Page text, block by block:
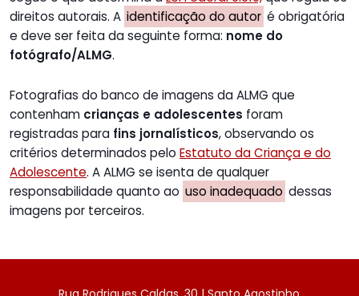
direitos autorais. A identificação do autor é obrigatória
e deve ser feita da seguinte forma: nome do
fotógrafo/ALMG.
Fotografias do banco de imagens da ALMG que
contenham crianças e adolescentes foram
registradas para fins jornalísticos, observando os
critérios determinados pelo Estatuto da Criança e do
Adolescente. A ALMG se isenta de qualquer
responsabilidade quanto ao uso inadequado dessas
imagens por terceiros.